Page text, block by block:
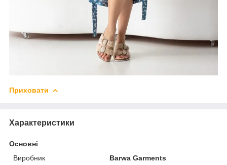
Приховати
Характеристики
Основні
Виробник
Barwa Garments